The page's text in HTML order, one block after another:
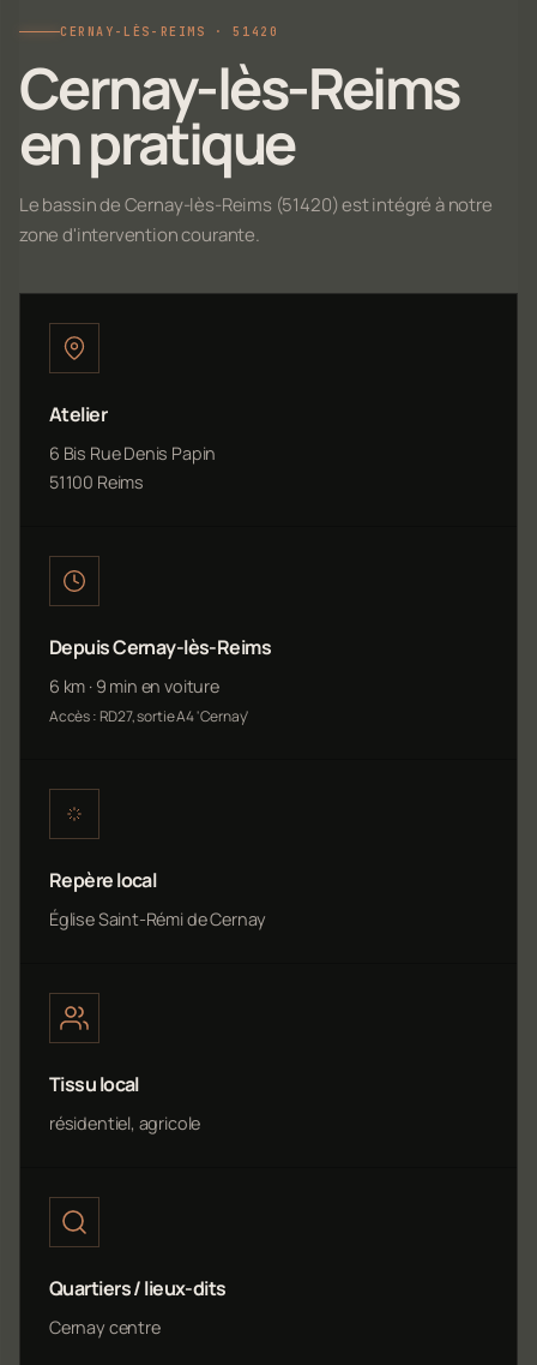
CERNAY-LÈS-REIMS · 51420
Cernay-lès-Reims
en pratique
Le bassin de Cernay-lès-Reims (51420) est intégré à notre
zone d'intervention courante.
Atelier
6 Bis Rue Denis Papin
51100 Reims
Depuis Cernay-lès-Reims
6 km · 9 min en voiture
Accès : RD27, sortie A4 'Cernay'
Repère local
Église Saint-Rémi de Cernay
Tissu local
résidentiel, agricole
Quartiers / lieux-dits
Cernay centre